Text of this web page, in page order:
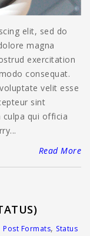
elit, sed do
magna
exercitation
consequat.
velit esse
sint
qui officia
Read More
Post Formats, Status